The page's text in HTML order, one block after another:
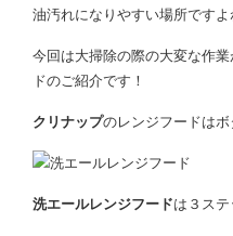
油汚れになりやすい場所ですよ
今回は大掃除の際の大変な作
ドのご紹介です！
クリナップのレンジフードは
洗エールレンジフードは３ス